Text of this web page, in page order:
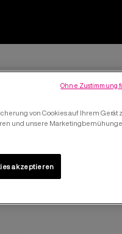
von Cookies auf Ihrem Gerät
und unsere
akzeptieren
Ohne Zustimmung